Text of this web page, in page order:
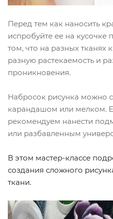
Перед тем как наносить
испробуйте ее на кусочке
том, что на разных тканях
разную растекаемость и
проникновения.
Набросок рисунка можно
карандашом или мелком.
рекомендуем нанести
или разбавленным
В этом мастер-классе
создания сложного
ткани.